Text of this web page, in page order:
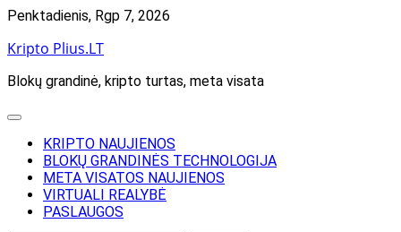
Skip
content
Penktadienis, Rgp 7, 2026
Kripto Plius.LT
Blokų grandinė, kripto turtas, meta visata
KRIPTO NAUJIENOS
BLOKŲ GRANDINĖS TECHNOLOGIJA
META VISATOS NAUJIENOS
VIRTUALI REALYBĖ
PASLAUGOS